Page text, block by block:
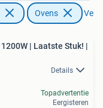
Ovens
| Laatste Stuk! |
Details
Topadvertentie
Eergisteren